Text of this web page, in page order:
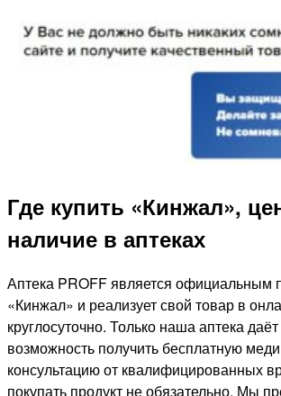
Где купить «Кинжал»,
наличие в аптеках
Аптека PROFF является официальным
«Кинжал» и реализует свой товар в
круглосуточно. Только наша аптека
возможность получить бесплатную
консультацию от квалифицированных
покупать продукт не обязательно. Мы